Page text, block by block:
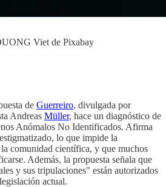
Viet de Pixabay
de Guerreiro, divulgada por
Andreas Müller, hace un diagnóstico de
Anómalos No Identificados. Afirma
lo que impide la
comunidad científica, y que muchos
Además, la propuesta señala que
y sus tripulaciones" están autorizados
actual.